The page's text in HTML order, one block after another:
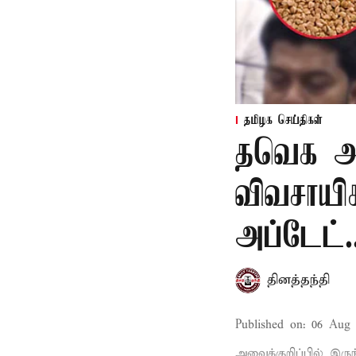
தமிழக செய்திகள்
தவெக
தினத்தந்தி
Published on: 06 Aug